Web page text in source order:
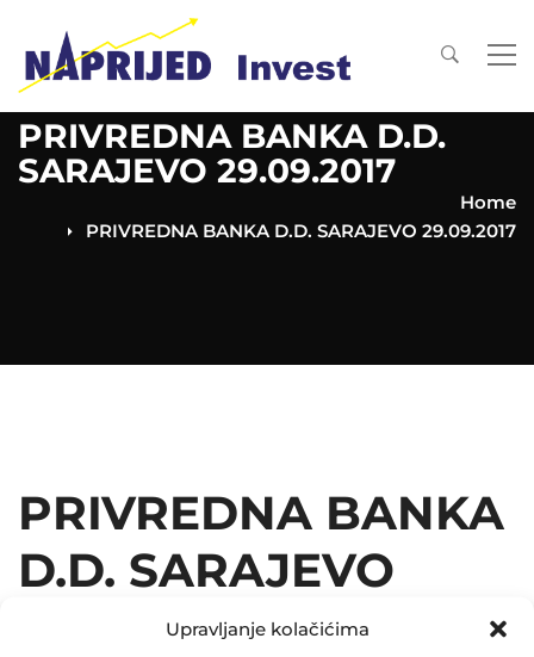
Upravljanje kolačićima
PRIVREDNA BANKA D.D.
SARAJEVO 29.09.2017
Home
PRIVREDNA BANKA D.D. SARAJEVO 29.09.2017
PRIVREDNA BANKA
D.D. SARAJEVO
29.09.2017